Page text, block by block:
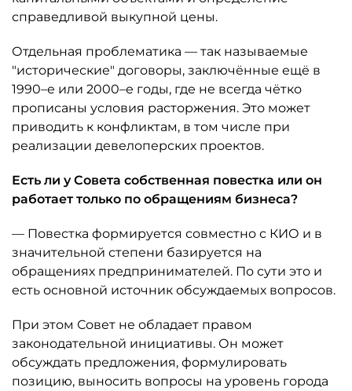
справедливой выкупной цены.
Отдельная проблематика — так называемые
"исторические" договоры, заключённые ещё в
1990–е или 2000–е годы, где не всегда чётко
прописаны условия расторжения. Это может
приводить к конфликтам, в том числе при
реализации девелоперских проектов.
Есть ли у Совета собственная повестка или он
работает только по обращениям бизнеса?
— Повестка формируется совместно с КИО и в
значительной степени базируется на
обращениях предпринимателей. По сути это и
есть основной источник обсуждаемых вопросов.
При этом Совет не обладает правом
законодательной инициативы. Он может
обсуждать предложения, формулировать
позицию, выносить вопросы на уровень города